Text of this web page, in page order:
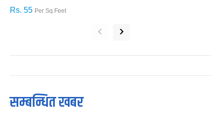
Rs. 55 Per Sq.Feet
‹ ›
सम्बन्धित खबर